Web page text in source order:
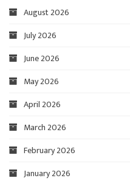
August 2026
July 2026
June 2026
May 2026
April 2026
March 2026
February 2026
January 2026